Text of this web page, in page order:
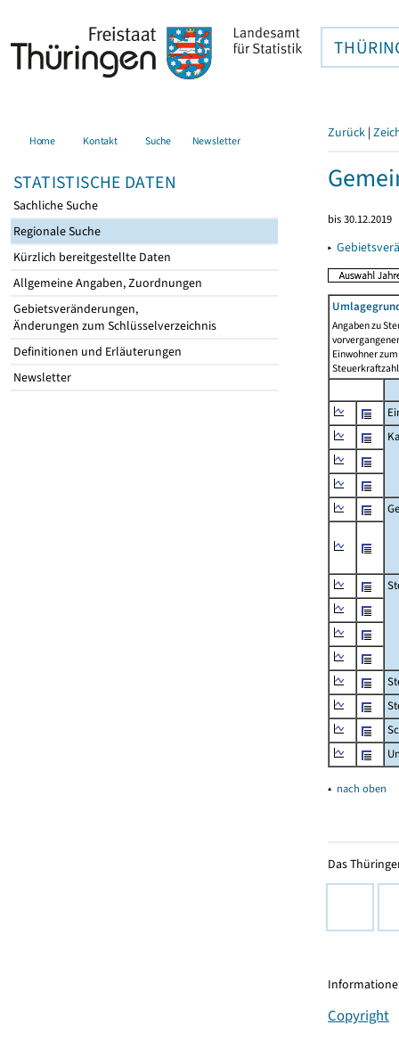
Home Kontakt Suche Newsletter
STATISTISCHE DATEN
Sachliche Suche
Regionale Suche
Kürzlich bereitgestellte Daten
Allgemeine Angaben, Zuordnungen
Gebietsveränderungen,
Änderungen zum Schlüsselverzeichnis
Definitionen und Erläuterungen
Newsletter
Zurück |
bis 30.12.2019
▸
Angaben zu
Einwohner
▴ nach oben
Das
Copyright